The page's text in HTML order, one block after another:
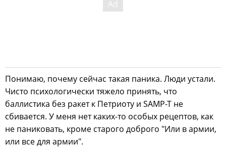
Понимаю, почему сейчас такая паника. Люди устали.
Чисто психологически тяжело принять, что
баллистика без ракет к Петриоту и SAMP-T не
сбивается. У меня нет каких-то особых рецептов, как
не паниковать, кроме старого доброго "Или в армии,
или все для армии".